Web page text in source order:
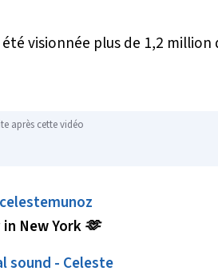
visionnée plus de 1,2
après cette vidéo
in New York 🫶
sound - Celeste